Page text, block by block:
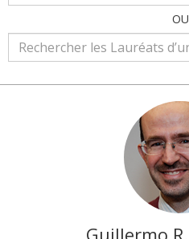
OU
Guillermo R.